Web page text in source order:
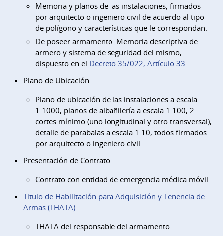
Memoria y planos de las instalaciones, firmados
por arquitecto o ingeniero civil de acuerdo al tipo
de polígono y características que le correspondan.
De poseer armamento: Memoria descriptiva de
armero y sistema de seguridad del mismo,
dispuesto en el Decreto 35/022, Artículo 33.
Plano de Ubicación.
Plano de ubicación de las instalaciones a escala
1:1000, planos de albañilería a escala 1:100, 2
cortes mínimo (uno longitudinal y otro transversal),
detalle de parabalas a escala 1:10, todos firmados
por arquitecto o ingeniero civil.
Presentación de Contrato.
Contrato con entidad de emergencia médica móvil.
Titulo de Habilitación para Adquisición y Tenencia de
Armas (THATA)
THATA del responsable del armamento.